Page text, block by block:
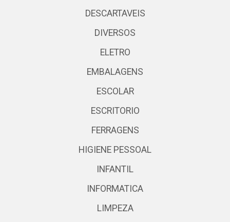
DESCARTAVEIS
DIVERSOS
ELETRO
EMBALAGENS
ESCOLAR
ESCRITORIO
FERRAGENS
HIGIENE PESSOAL
INFANTIL
INFORMATICA
LIMPEZA